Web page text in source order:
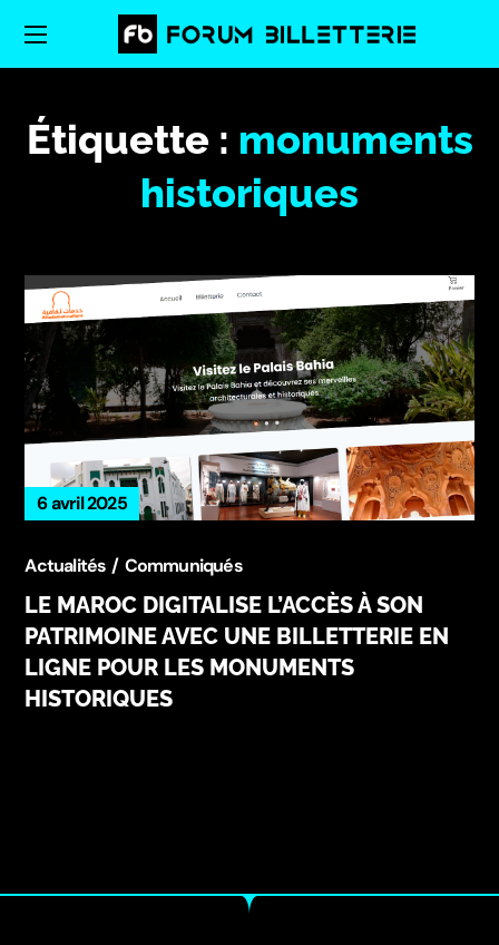
Étiquette : monuments
historiques
6 avril 2025
Actualités Communiqués
LE MAROC DIGITALISE L’ACCÈS À SON
PATRIMOINE AVEC UNE BILLETTERIE EN
LIGNE POUR LES MONUMENTS
HISTORIQUES